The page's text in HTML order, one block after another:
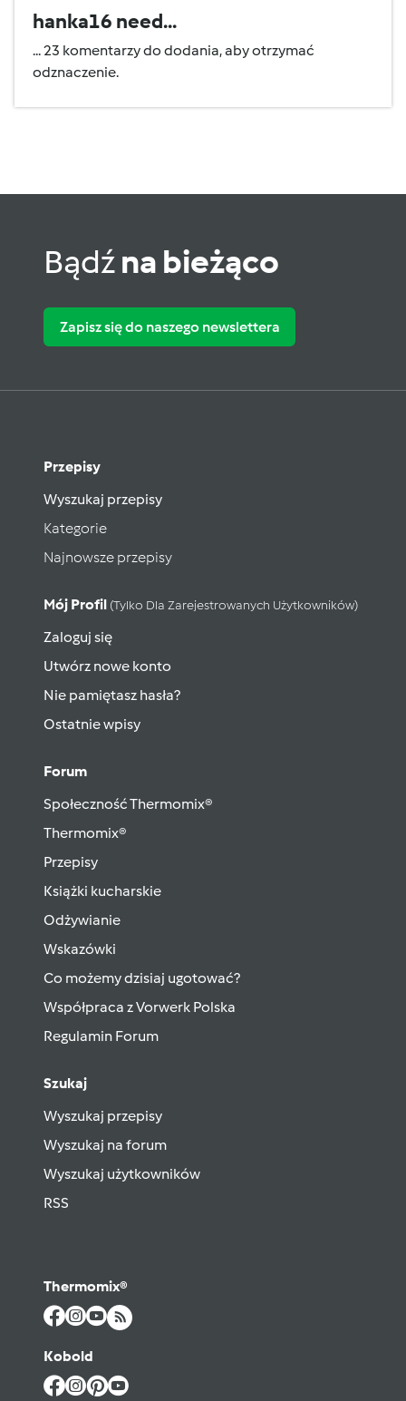
hanka16 need...
... 23 komentarzy do dodania, aby otrzymać
odznaczenie.
Bądźna bieżąco
Zapisz się do naszego newslettera
Przepisy
Wyszukaj przepisy
Kategorie
Najnowsze przepisy
Mój Profil (tylko Dla Zarejestrowanych Użytkowników)
Zaloguj się
Utwórz nowe konto
Nie pamiętasz hasła?
Ostatnie wpisy
Forum
Społeczność Thermomix®
Thermomix®
Przepisy
Książki kucharskie
Odżywianie
Wskazówki
Co możemy dzisiaj ugotować?
Współpraca z Vorwerk Polska
Regulamin Forum
Szukaj
Wyszukaj przepisy
Wyszukaj na forum
Wyszukaj użytkowników
RSS
Thermomix®
Kobold